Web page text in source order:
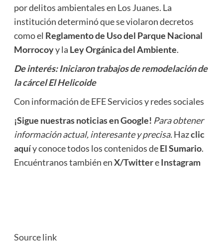
por delitos ambientales en Los Juanes. La
institución determinó que se violaron decretos
como el Reglamento de Uso del Parque Nacional
Morrocoyy la Ley Orgánica del Ambiente.
De interés:Iniciaron trabajos de remodelación de
la cárcel El Helicoide
Con información de EFE Servicios y redes sociales
¡Sigue nuestras noticias en Google! Para obtener
información actual, interesante y precisa.Hazclic
aquíy conoce todos los contenidos deEl Sumario.
Encuéntranos también enX/TwittereInstagram
Source link